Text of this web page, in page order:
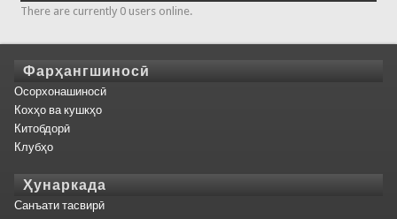
There are currently 0 users online.
Фарҳангшиносӣ
Осорхонашиносӣ
Кохҳо ва кушкҳо
Китобдорӣ
Клубҳо
Ҳунаркада
Санъати тасвирӣ